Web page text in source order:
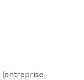
(entreprise